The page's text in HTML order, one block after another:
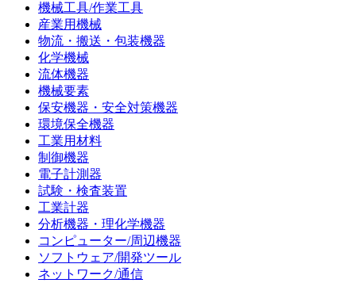
機械工具/作業工具
産業用機械
物流・搬送・包装機器
化学機械
流体機器
機械要素
保安機器・安全対策機器
環境保全機器
工業用材料
制御機器
電子計測器
試験・検査装置
工業計器
分析機器・理化学機器
コンピューター/周辺機器
ソフトウェア/開発ツール
ネットワーク/通信